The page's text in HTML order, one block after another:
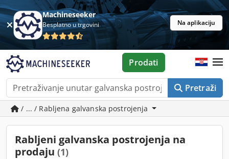
Machineseeker
Besplatno u trgovini Na aplikaciju
Pretraži
Prodati
/ ... / Rabljena galvanska postrojenja
Rabljeni galvanska postrojenja na
prodaju (1)